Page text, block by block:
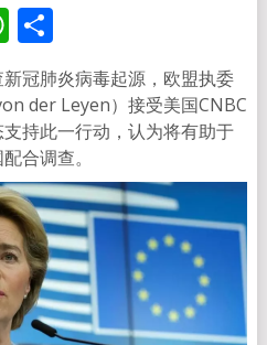
WhatsApp
分
享
冠肺炎病毒起源，欧盟执委
der Leyen）接受美国CNBC
持此一行动，认为将有助于
合调查。